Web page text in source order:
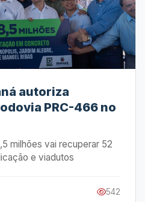
autoriza
PRC-466 no
milhões vai recuperar 52
e viadutos
542